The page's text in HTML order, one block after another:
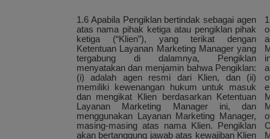
1.6 Apabila Pengiklan bertindak sebagai agen
atas nama pihak ketiga atau pengiklan pihak
ketiga (“Klien”), yang terikat dengan
Ketentuan Layanan Marketing Manager yang
tergabung di dalamnya, Pengiklan
menyatakan dan menjamin bahwa Pengiklan:
(i) adalah agen resmi dari Klien, dan (ii)
memiliki kewenangan hukum untuk masuk
dan mengikat Klien berdasarkan Ketentuan
Layanan Marketing Manager ini, dan
menggunakan Layanan Marketing Manager,
masing-masing atas nama Klien. Pengiklan
akan bertanggung jawab atas kewajiban Klien